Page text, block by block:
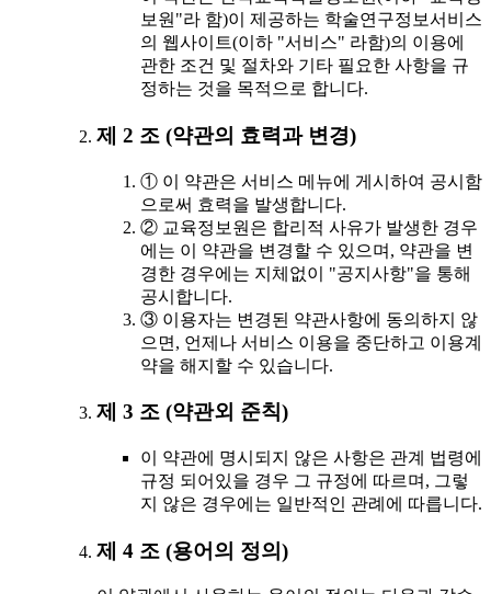
보원"라 함)이 제공하는 학술연구정보서비스
의 웹사이트(이하 "서비스" 라함)의 이용에
관한 조건 및 절차와 기타 필요한 사항을 규
정하는 것을 목적으로 합니다.
제 2 조 (약관의 효력과 변경)
① 이 약관은 서비스 메뉴에 게시하여 공시함
으로써 효력을 발생합니다.
② 교육정보원은 합리적 사유가 발생한 경우
에는 이 약관을 변경할 수 있으며, 약관을 변
경한 경우에는 지체없이 "공지사항"을 통해
공시합니다.
③ 이용자는 변경된 약관사항에 동의하지 않
으면, 언제나 서비스 이용을 중단하고 이용계
약을 해지할 수 있습니다.
제 3 조 (약관외 준칙)
이 약관에 명시되지 않은 사항은 관계 법령에
규정 되어있을 경우 그 규정에 따르며, 그렇
지 않은 경우에는 일반적인 관례에 따릅니다.
제 4 조 (용어의 정의)